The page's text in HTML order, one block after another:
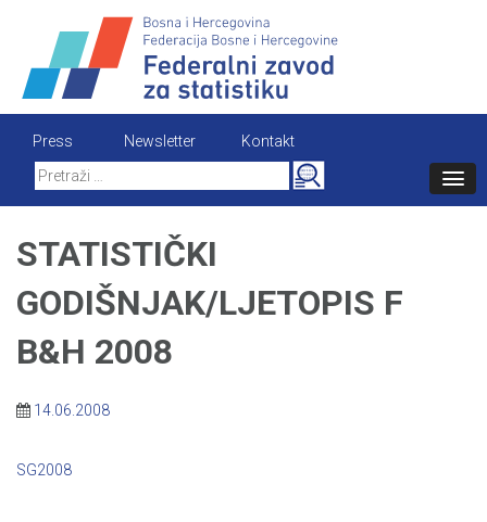
content
Press Newsletter
Kontakt
Search
for:
STATISTIČKI
GODIŠNJAK/LJETOPIS F
B&H 2008
14.06.2008
SG2008